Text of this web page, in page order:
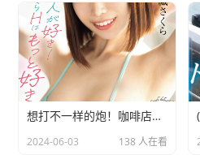
想打不一样的炮！咖啡店之花一被抠就喷水！
2024-06-03 138 人在看